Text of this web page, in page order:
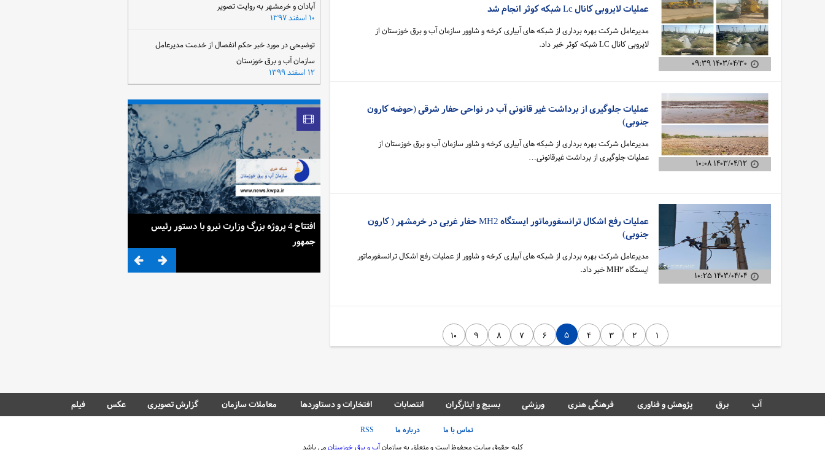
۱۴۰۳/۰۴/۳۰ ۰۹:۳۹
عملیات لایروبی کانال Lc شبکه کوثر انجام شد
مدیرعامل شرکت بهره برداری از شبکه های آبیاری کرخه و شاوور سازمان آب و برق خوزستان از
لایروبی کانال LC شبکه کوثر خبر داد.
۱۴۰۳/۰۴/۱۲ ۱۰:۰۸
عملیات جلوگیری از برداشت غیر قانونی آب در نواحی حفار شرقی (حوضه کارون
جنوبی)
مدیرعامل شرکت بهره برداری از شبکه های آبیاری کرخه و شاور سازمان آب و برق خوزستان از
عملیات جلوگیری از برداشت غیرقانونی…
۱۴۰۳/۰۴/۰۴ ۱۰:۲۵
عملیات رفع اشکال ترانسفورماتور ایستگاه MH2 حفار غربی در خرمشهر ( کارون
جنوبی)
مدیرعامل شرکت بهره برداری از شبکه های آبیاری کرخه و شاوور از عملیات رفع اشکال ترانسفورماتور
ایستگاه MH۲ خبر داد‌.
۱ ۲ ۳ ۴ ۵ ۶ ۷ ۸ ۹ ۱۰
آبادان و خرمشهر به روایت تصویر
۱۰ اسفند ۱۳۹۷
توضیحی در مورد خبر حکم انفصال از خدمت مدیرعامل
سازمان آب و برق خوزستان
۱۲ اسفند ۱۳۹۹
افتتاح 4 پروژه بزرگ وزارت نیرو با دستور رئیس
جمهور
استمرار روشنایی خانه‌ها در گرمای تابستان سهم مردم در نجات آب
آب برق پژوهش و فناوری فرهنگی هنری ورزشی بسیج و ایثارگران انتصابات افتخارات و دستاوردها معاملات سازمان گزارش تصویری عکس فیلم
تماس با ما درباره ما
RSS
کلیه حقوق سایت محفوظ است و متعلق به سازمانآب و برق خوزستانمی باشد